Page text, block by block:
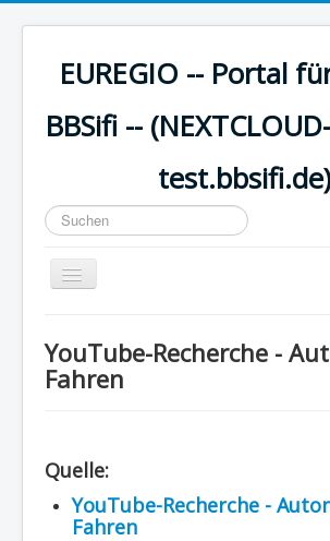
EUREGIO -- Portal
BBSifi --
test.bbsifi.de)
Suchen
...
Navigation
an/aus
H A U P T M E N Ü
WISSEN - aktuell
Region - BBSifi
YouTube-Recherche -
Fahren
Quelle:
YouTube-Recherche -
Fahren